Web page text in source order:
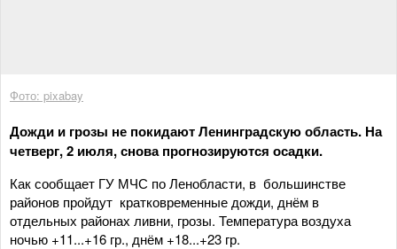
Фото: pixabay
Дожди и грозы не покидают Ленинградскую область. На
четверг, 2 июля, снова прогнозируются осадки.
Как сообщает ГУ МЧС по Ленобласти, в большинстве
районов пройдут кратковременные дожди, днём в
отдельных районах ливни, грозы. Температура воздуха
ночью +11...+16 гр., днём +18...+23 гр.